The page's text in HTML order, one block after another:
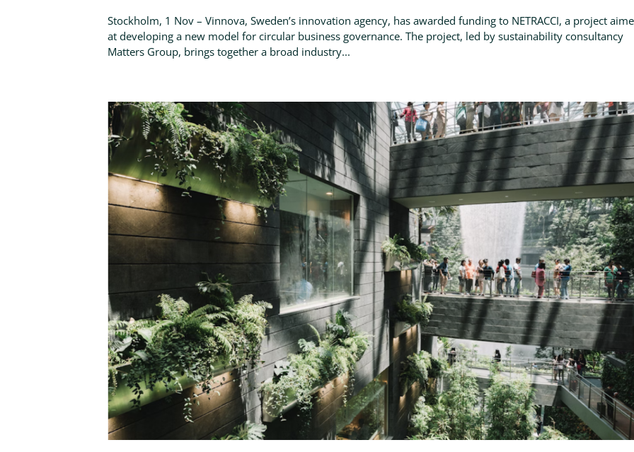
Stockholm, 1 Nov – Vinnova, Sweden’s innovation agency, has awarded funding to NETRACCI, a project
at developing a new model for circular business governance. The project, led by sustainability consultancy
Matters Group, brings together a broad industry...